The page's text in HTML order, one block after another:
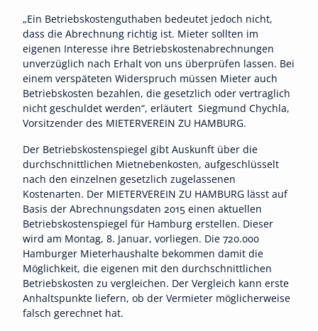
„Ein Betriebskostenguthaben bedeutet jedoch nicht,
dass die Abrechnung richtig ist. Mieter sollten im
eigenen Interesse ihre Betriebskostenabrechnungen
unverzüglich nach Erhalt von uns überprüfen lassen. Bei
einem verspäteten Widerspruch müssen Mieter auch
Betriebskosten bezahlen, die gesetzlich oder vertraglich
nicht geschuldet werden“, erläutert Siegmund Chychla,
Vorsitzender des MIETERVEREIN ZU HAMBURG.
Der Betriebskostenspiegel gibt Auskunft über die
durchschnittlichen Mietnebenkosten, aufgeschlüsselt
nach den einzelnen gesetzlich zugelassenen
Kostenarten. Der MIETERVEREIN ZU HAMBURG lässt auf
Basis der Abrechnungsdaten 2015 einen aktuellen
Betriebskostenspiegel für Hamburg erstellen. Dieser
wird am Montag, 8. Januar, vorliegen. Die 720.000
Hamburger Mieterhaushalte bekommen damit die
Möglichkeit, die eigenen mit den durchschnittlichen
Betriebskosten zu vergleichen. Der Vergleich kann erste
Anhaltspunkte liefern, ob der Vermieter möglicherweise
falsch gerechnet hat.